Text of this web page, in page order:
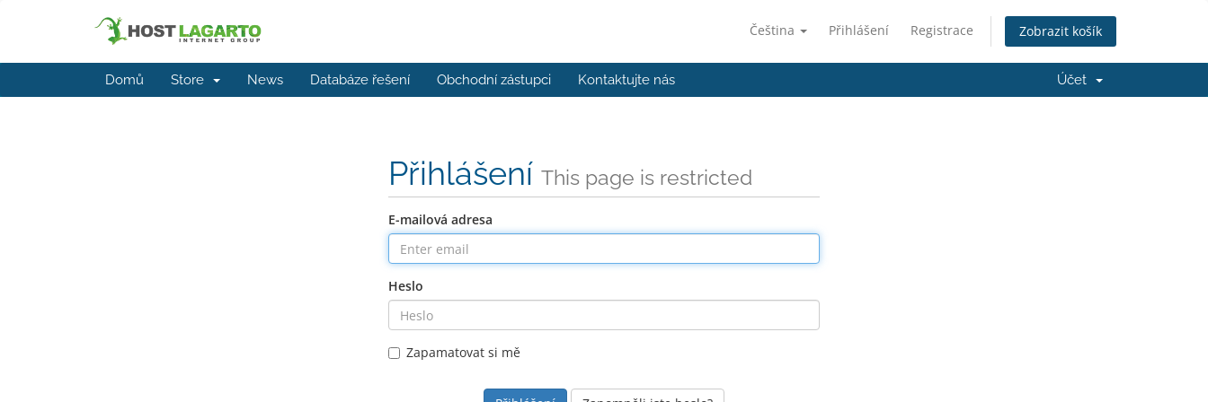
Čeština Přihlášení Registrace Zobrazit košík
Domů Store News Databáze řešení Obchodní zástupci Kontaktujte nás Účet
Přihlášení This page is restricted
E-mailová adresa
Heslo
Zapamatovat si mě